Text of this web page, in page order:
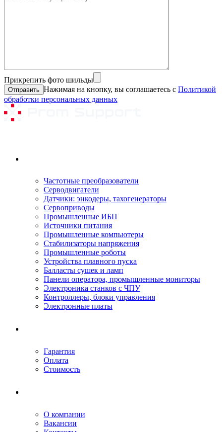
Прикрепить фото шильды
Нажимая на кнопку, вы соглашаетесь с Политикой
обработки персональных данных
Частотные преобразователи
Серводвигатели
Датчики: энкодеры, тахогенераторы
Сервоприводы
Промышленные ИБП
Источники питания
Промышленные компьютеры
Стабилизаторы напряжения
Промышленные роботы
Устройства плавного пуска
Балласты сушек и ламп
Панели оператора, промышленные мониторы
Электроника станков с ЧПУ
Контроллеры, блоки управления
Электронные платы
Гарантия
Оплата
Стоимость
О компании
Вакансии